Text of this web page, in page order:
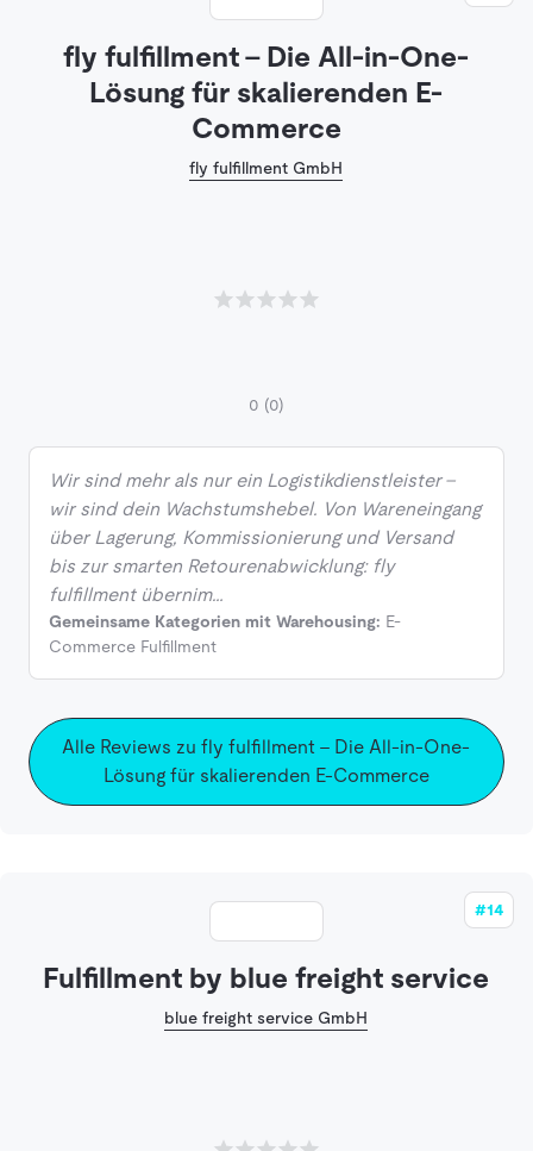
fly fulfillment – Die All-in-One-
Lösung für skalierenden E-
Commerce
fly fulfillment GmbH
0 (0)
Wir sind mehr als nur ein Logistikdienstleister –
wir sind dein Wachstumshebel. Von Wareneingang
über Lagerung, Kommissionierung und Versand
bis zur smarten Retourenabwicklung: fly
fulfillment übernim…
Gemeinsame Kategorien mit Warehousing: E-
Commerce Fulfillment
Alle Reviews zu fly fulfillment – Die All-in-One-
Lösung für skalierenden E-Commerce
#14
Fulfillment by blue freight service
blue freight service GmbH